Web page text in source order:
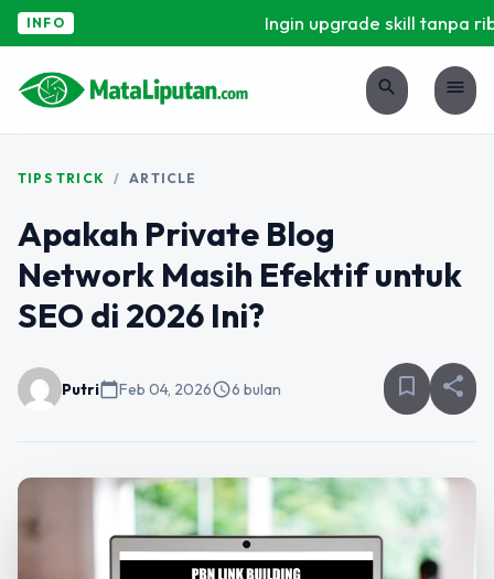
INFO Ingin upgrade skill tanpa
search menu
TIPS TRICK / ARTICLE
Apakah Private Blog
Network Masih Efektif untuk
SEO di 2026 Ini?
Putricalendar_todayFeb 04, 2026schedule6 bulan bookmark_border share